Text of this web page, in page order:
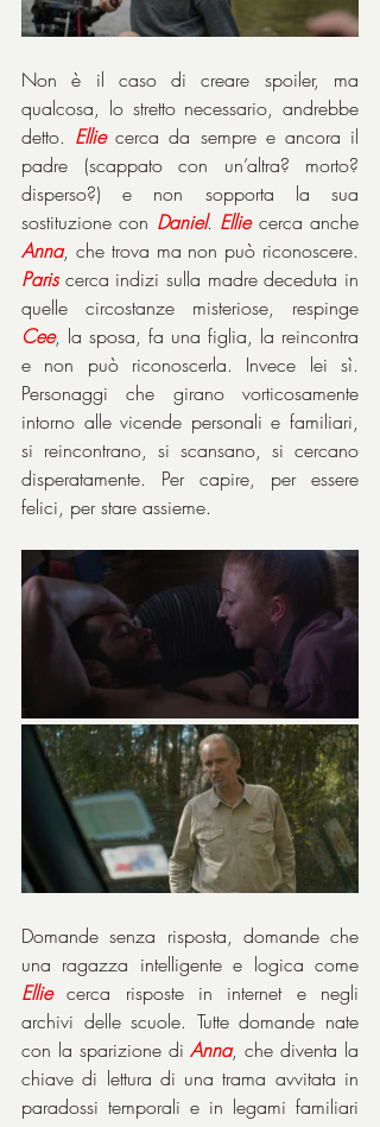
Non è il caso di creare spoiler, ma
qualcosa, lo stretto necessario, andrebbe
detto. Ellie cerca da sempre e ancora il
padre (scappato con un’altra? morto?
disperso?) e non sopporta la sua
sostituzione con Daniel. Ellie
Anna
Paris cerca indizi sulla madre deceduta in
Cee, la sposa, fa una figlia, la reincontra
e non può riconoscerla. Invece lei sì.
Personaggi che girano vorticosamente
intorno alle vicende personali e familiari,
si reincontrano, si scansano, si cercano
disperatamente. Per capire, per essere
felici, per stare assieme.
Domande senza risposta, domande che
Ellie cerca risposte in internet e negli
archivi delle scuole. Tutte domande nate
con la sparizione di Anna, che diventa la
chiave di lettura di una trama avvitata in
paradossi temporali e in legami familiari